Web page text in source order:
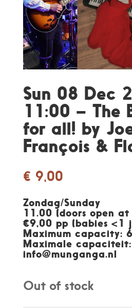
Sun 08 Dec
11:00 – The
for all! by
François &
€ 9,00
Zondag/Sunday
11.00 (doors open
€9,00 pp (babies <1
Maximum capacity:
Maximale
info@munganga.nl
Out of stock